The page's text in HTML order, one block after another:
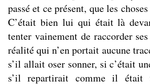
passé et ce présent, que les
C’était bien lui qui était là
tenter vainement de raccorder
réalité qui n’en portait aucune
s’il allait oser sonner, si c’était
s’il repartirait comme il était